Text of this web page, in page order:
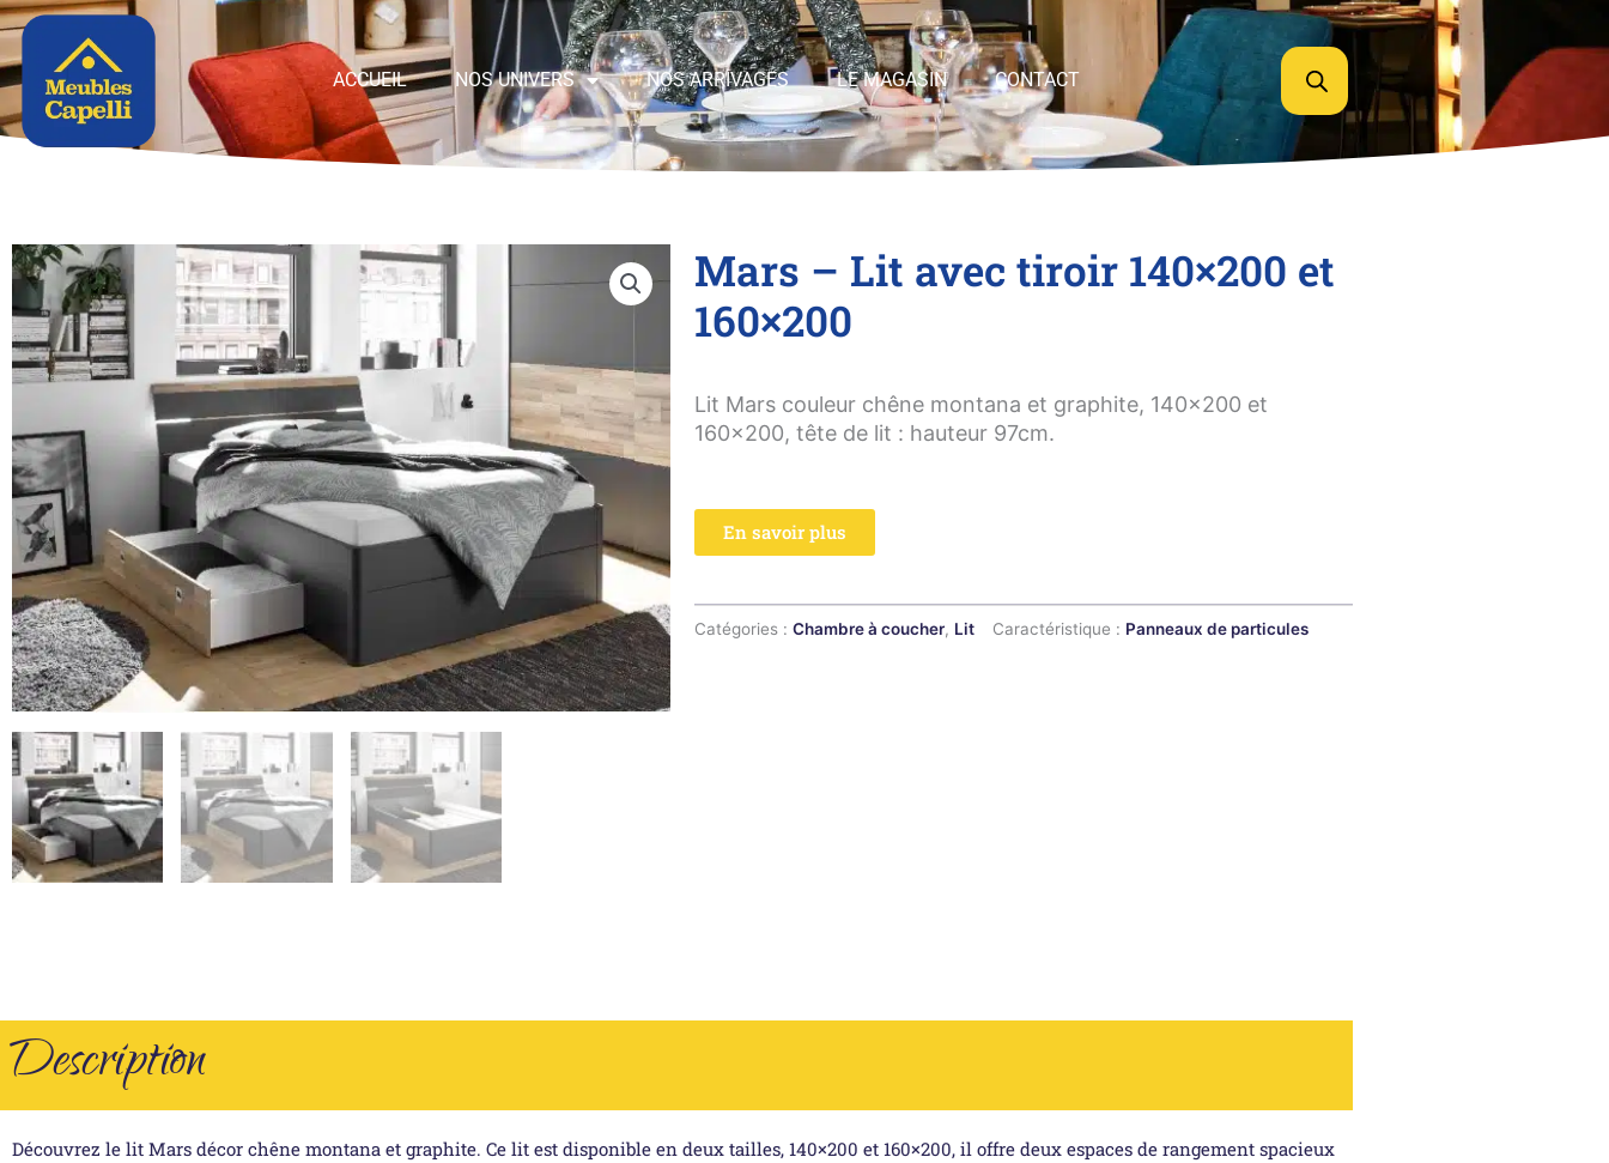
ACCUEIL NOS UNIVERS NOS ARRIVAGES LE MAGASIN CONTACT
Mars – Lit avec tiroir 140×200 et
160×200
Lit Mars couleur chêne montana et graphite, 140×200 et
160×200, tête de lit : hauteur 97cm.
En savoir plus
Catégories : Chambre à coucher, Lit Caractéristique : Panneaux de particules
Description
Découvrez le lit Mars décor chêne montana et graphite. Ce lit est disponible en deux tailles, 140×200 et 160×200, il offre deux espaces de rangement spacieux
Panneau de gestion des cookies